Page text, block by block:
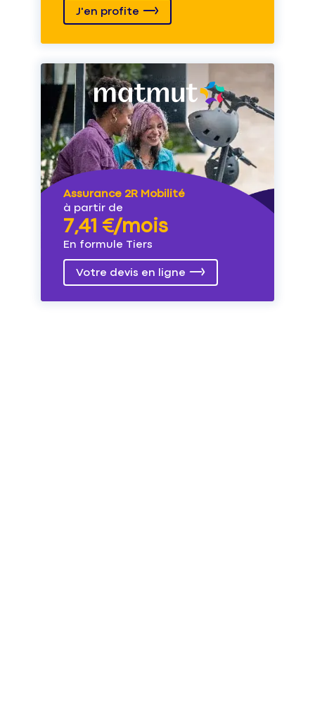
J'en profite
Assurance 2R Mobilité
à partir de
7,41 €/mois
En formule Tiers
Votre devis en ligne